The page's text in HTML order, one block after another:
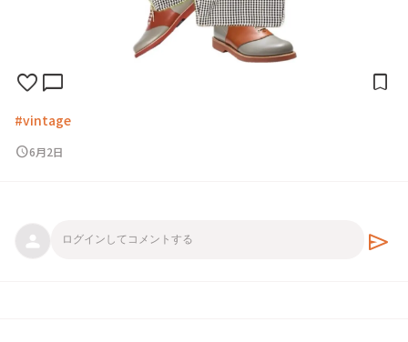
favoritechat_bubble bookmark
#vintage
schedule6月2日
send